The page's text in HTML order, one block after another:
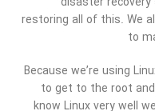
restoring all of this. We
to
Because we’re using
to get to the root
know Linux very well